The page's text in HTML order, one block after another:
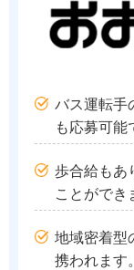
バス運転手
も応募可能
歩合給もあ
ことができ
地域密着型
携われます。